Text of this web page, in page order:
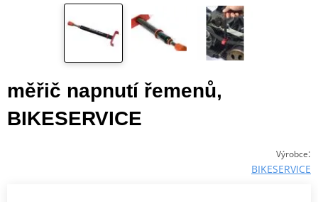
měřič napnutí řemenů,
BIKESERVICE
Výrobce:
BIKESERVICE